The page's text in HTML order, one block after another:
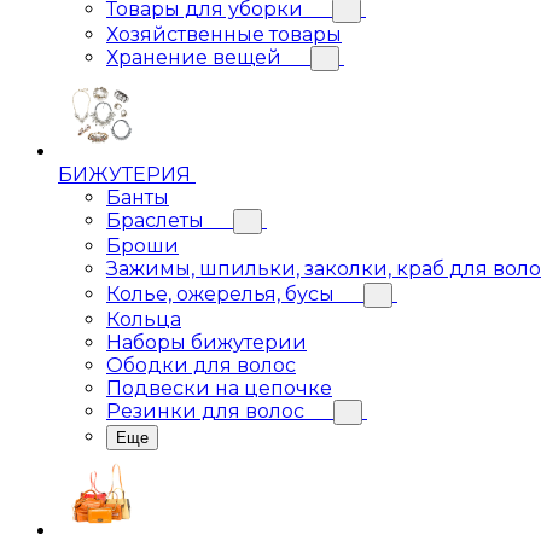
Товары для уборки
Хозяйственные товары
Хранение вещей
БИЖУТЕРИЯ
Банты
Браслеты
Броши
Зажимы, шпильки, заколки, краб для
Колье, ожерелья, бусы
Кольца
Наборы бижутерии
Ободки для волос
Подвески на цепочке
Резинки для волос
Еще